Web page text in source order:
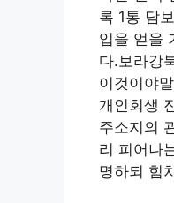
록 1통 담
입을 얻을
다.보라강
이것이야
개인회생
주소지의
리 피어나
명하되 힘